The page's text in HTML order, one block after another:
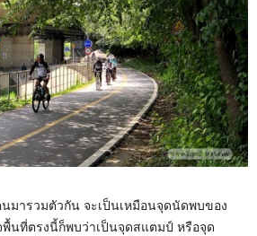
นมารวมตัวกัน จะเป็นเหมือนจุดนัดพบของ
นที่ตรงนี้ก็พบว่าเป็นจุดสแตมป์ หรือจุด